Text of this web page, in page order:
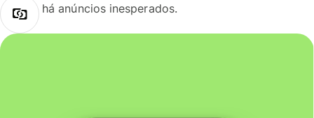
há anúncios inesperados.